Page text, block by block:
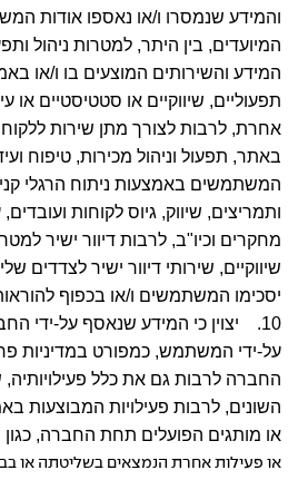
והמידע שנמסרו ו/או נאספו אודות
המיועדים, בין היתר, למטרות ניהול
המידע והשירותים המוצעים בו ו/או
תפעוליים, שיווקיים או סטטיסטיים או
אחרת, לרבות לצורך מתן שירות
באתר, תפעול וניהול מכירות, טיפוח
המשתמשים באמצעות ניתוח הרגלי
ותמריצים, שיווק, גיוס לקוחות
מחקרים וכיו"ב, לרבות דיוור ישיר
שיווקיים, שירותי דיוור ישיר לצדדים
יסכימו המשתמשים ו/או בכפוף
10. יצוין כי המידע שנאסף על-ידי
על-ידי המשתמש, כמפורט במדיניות
החברה לרבות גם את כלל פעילויותיה,
השונים, לרבות פעילויות המבוצעות
או מותגים הפועלים תחת החברה, כגון
או פעילות אחרת הנמצאים בשליטתה או